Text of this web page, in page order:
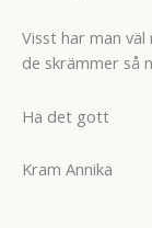
Visst har man
de skrämmer så
Ha det gott
Kram Annika